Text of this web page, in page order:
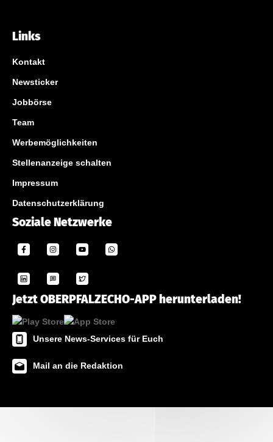
Links
Kontakt
Newsticker
Jobbörse
Team
Werbemöglichkeiten
Stellenanzeige schalten
Impressum
Datenschutzerklärung
Soziale Netzwerke
Jetzt OBERPFALZECHO-APP herunterladen!
Unsere News-Services für Euch
Mail an die Redaktion